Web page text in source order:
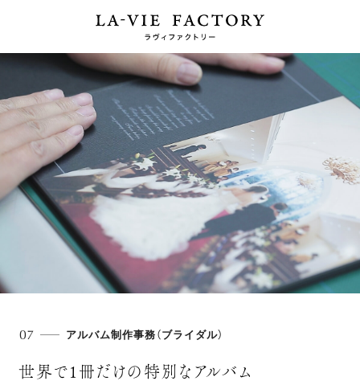
07 アルバム制作事務（ブライダル）
世界で1冊だけの特別なアルバム